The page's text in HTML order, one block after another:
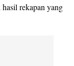
rekapan yang